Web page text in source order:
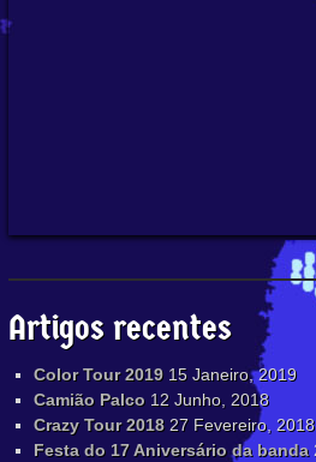
Artigos recentes
Color Tour 2019 15 Janeiro, 2019
Camião Palco 12 Junho, 2018
Crazy Tour 2018 27 Fevereiro, 2018
Festa do 17 Aniversário da banda